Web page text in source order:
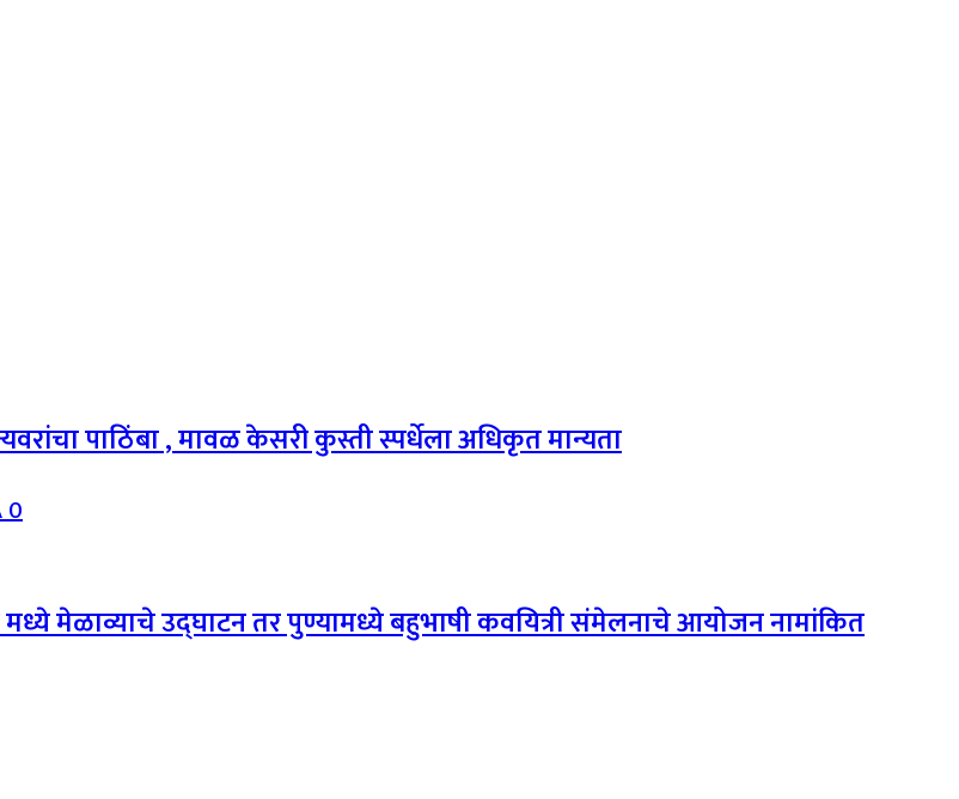
पाठिंबा , मावळ केसरी कुस्ती स्पर्धेला अधिकृत मान्यता
0
मेळाव्याचे उद्घाटन तर पुण्यामध्ये बहुभाषी कवयित्री संमेलनाचे आयोजन नामांकित